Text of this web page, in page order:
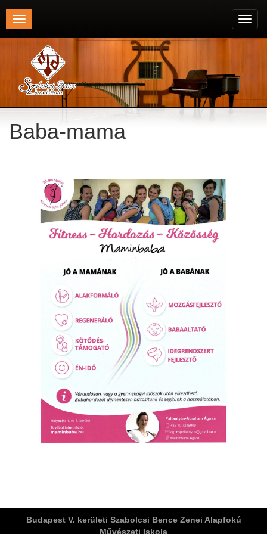
Toggle
navigation
Területi Válogatója
Baba-mama
Budapest V. kerületi Szabolcsi Bence Zenei Alapfokú
Művészeti Iskola